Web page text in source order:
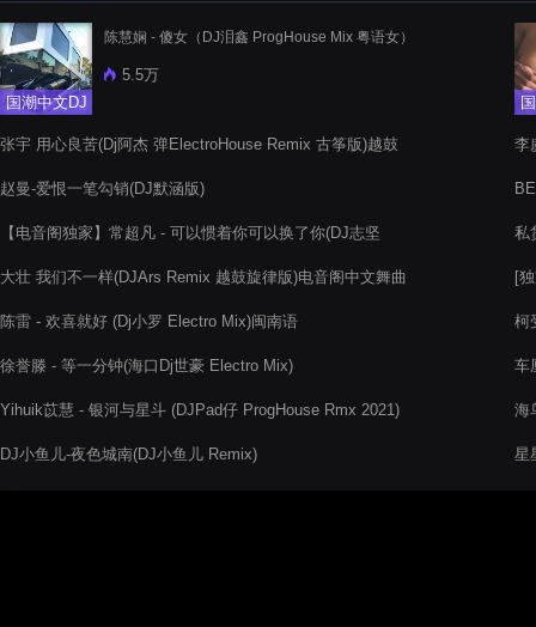
国潮中文DJ
陈慧娴 - 傻女（DJ泪鑫 ProgHouse Mix 粤语女）
5.5万
张宇 用心良苦(Dj阿杰 弹ElectroHouse Remix 古筝版)越鼓
赵曼-爱恨一笔勾销(DJ默涵版)
【电音阁独家】常超凡 - 可以惯着你可以换了你(DJ志坚
大壮 我们不一样(DJArs Remix 越鼓旋律版)电音阁中文舞曲
陈雷 - 欢喜就好 (Dj小罗 Electro Mix)闽南语
徐誉滕 - 等一分钟(海口Dj世豪 Electro Mix)
Yihuik苡慧 - 银河与星斗 (DJPad仔 ProgHouse Rmx 2021)
DJ小鱼儿-夜色城南(DJ小鱼儿 Remix)
李
私
[
柯
车
海
星